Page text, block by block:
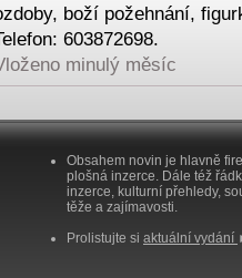
boží požehnání,
603872698.
minulý měsíc
Obsahem novin je hlavně
plošná inzerce. Dále též
inzerce, kulturní přehledy,
těže a zajímavosti.
Prolistujte si aktuální vydání